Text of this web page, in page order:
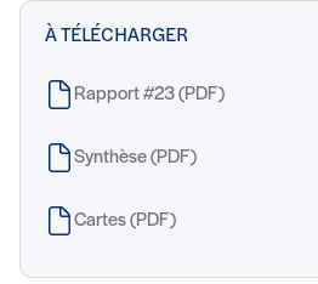
À TÉLÉCHARGER
Rapport #23 (PDF)
Synthèse (PDF)
Cartes (PDF)